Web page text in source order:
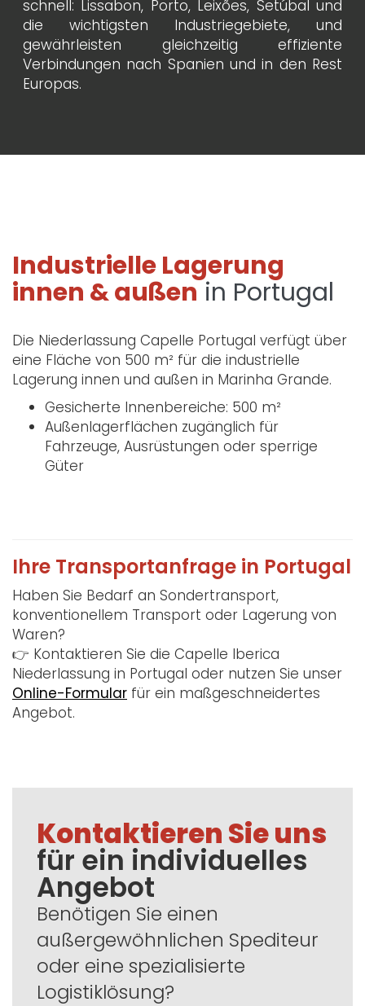
schnell: Lissabon, Porto, Leixões, Setúbal und
die wichtigsten Industriegebiete, und
gewährleisten gleichzeitig effiziente
Verbindungen nach Spanien und in den Rest
Europas.
Industrielle Lagerung
innen & außen in Portugal
Die Niederlassung Capelle Portugal verfügt über
eine Fläche von 500 m² für die industrielle
Lagerung innen und außen in Marinha Grande.
Gesicherte Innenbereiche: 500 m²
Außenlagerflächen zugänglich für
Fahrzeuge, Ausrüstungen oder sperrige
Güter
Ihre Transportanfrage in Portugal
Haben Sie Bedarf an Sondertransport,
konventionellem Transport oder Lagerung von
Waren?
👉 Kontaktieren Sie die Capelle Iberica
Niederlassung in Portugal oder nutzen Sie unser
Online-Formular für ein maßgeschneidertes
Angebot.
Kontaktieren Sie uns
für ein individuelles
Angebot
Benötigen Sie einen
außergewöhnlichen Spediteur
oder eine spezialisierte
Logistiklösung?